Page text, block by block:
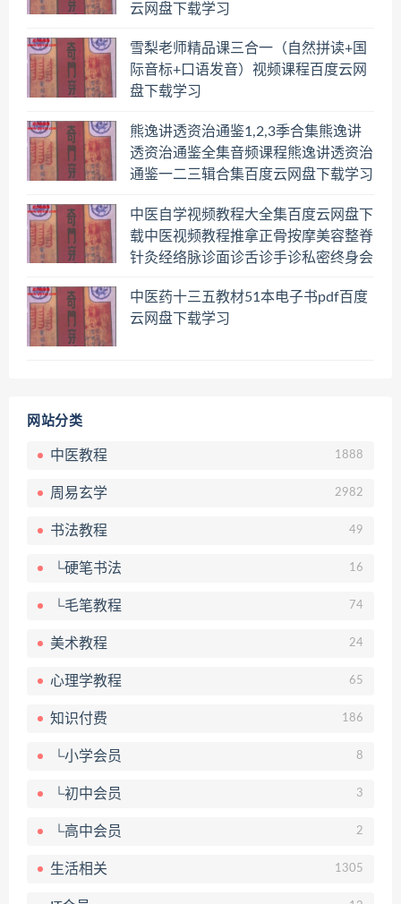
云网盘下载学习
雪梨老师精品课三合一（自然拼读+国
际音标+口语发音）视频课程百度云网
盘下载学习
熊逸讲透资治通鉴1,2,3季合集熊逸讲
透资治通鉴全集音频课程熊逸讲透资治
通鉴一二三辑合集百度云网盘下载学习
中医自学视频教程大全集百度云网盘下
载中医视频教程推拿正骨按摩美容整脊
针灸经络脉诊面诊舌诊手诊私密终身会
中医药十三五教材51本电子书pdf百度
云网盘下载学习
网站分类
中医教程 1888
周易玄学 2982
书法教程 49
└硬笔书法 16
└毛笔教程 74
美术教程 24
心理学教程 65
知识付费 186
└小学会员 8
└初中会员 3
└高中会员 2
生活相关 1305